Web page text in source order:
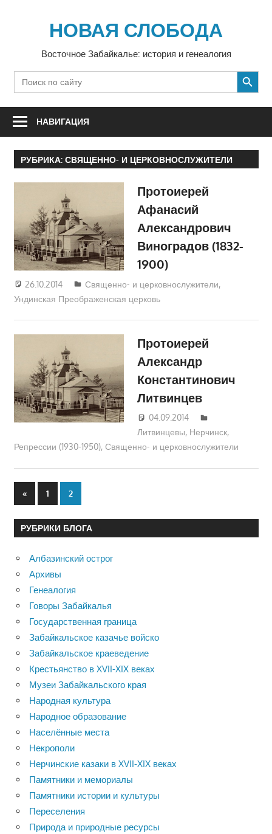
содержимомуНОВАЯ СЛОБОДА
Восточное Забайкалье: история и генеалогия
Search
for:
SEARCH BUTTON
НАВИГАЦИЯ
РУБРИКА: СВЯЩЕННО- И ЦЕРКОВНОСЛУЖИТЕЛИ
Протоиерей
Афанасий
Александрович
Виноградов (1832-
1900)
26.10.2014 Екатерина Аникина
Священно- и церковнослужители,
Ундинская Преображенская церковь
Протоиерей
Александр
Константинович
Литвинцев
04.09.2014
Аникина
Литвинцевы, Нерчинск,
Репрессии (1930-1950), Священно- и церковнослужители
Пагинация
записей
«Предыдущие
записи
1 2
РУБРИКИ БЛОГА
Албазинский острог
Архивы
Генеалогия
Говоры Забайкалья
Государственная граница
Забайкальское казачье войско
Забайкальское краеведение
Крестьянство в XVII-XIX веках
Музеи Забайкальского края
Народная культура
Народное образование
Населённые места
Некрополи
Нерчинские казаки в XVII-XIX веках
Памятники и мемориалы
Памятники истории и культуры
Переселения
Природа и природные ресурсы